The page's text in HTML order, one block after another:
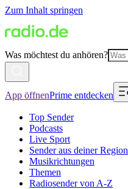
Zum Inhalt springen
Was möchtest du anhören?
App öffnenPrime entdecken
Top Sender
Podcasts
Live Sport
Sender aus deiner Region
Musikrichtungen
Themen
Radiosender von A-Z